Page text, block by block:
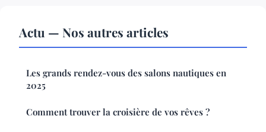
Actu — Nos autres articles
Les grands rendez-vous des salons nautiques en
2025
Comment trouver la croisière de vos rêves ?